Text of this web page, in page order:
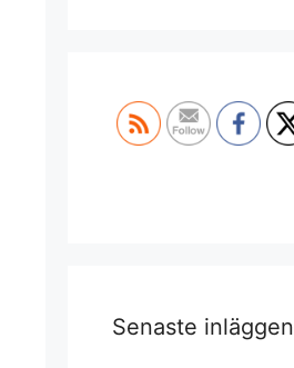
Senaste inläggen